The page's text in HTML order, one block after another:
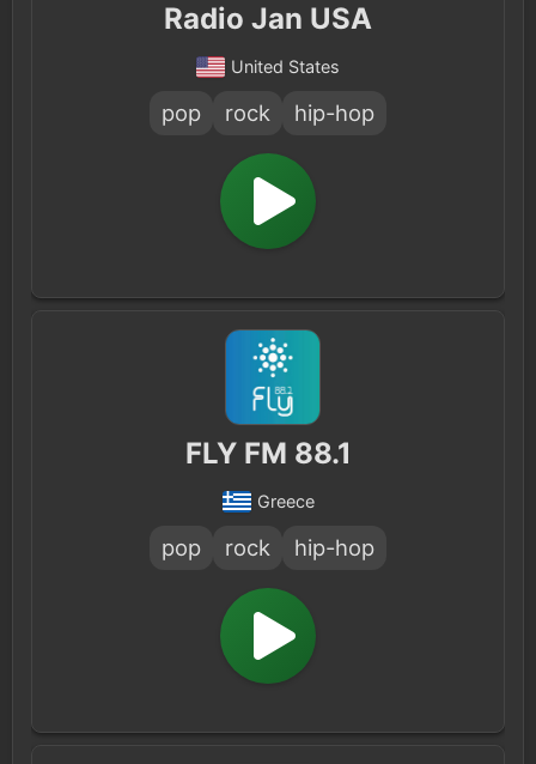
Radio Jan USA
United States
pop rock hip-hop
FLY FM 88.1
Greece
pop rock hip-hop